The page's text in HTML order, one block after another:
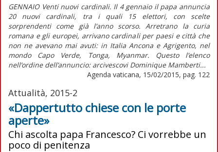
GENNAIO Venti nuovi cardinali. Il 4 gennaio il papa annuncia
20 nuovi cardinali, tra i quali 15 elettori, con scelte
sorprendenti come già l’anno scorso. Arretrano la curia
romana e gli europei, arrivano cardinali per paesi e città che
non ne avevano mai avuti: in Italia Ancona e Agrigento, nel
mondo Capo Verde, Tonga, Myanmar. Questo l’elenco
nell’ordine dell’annuncio: arcivescovi Dominique Mamberti...
Agenda vaticana, 15/02/2015, pag. 122
Attualità, 2015-2
«Dappertutto chiese con le porte
aperte»
Chi ascolta papa Francesco? Ci vorrebbe un
poco di penitenza